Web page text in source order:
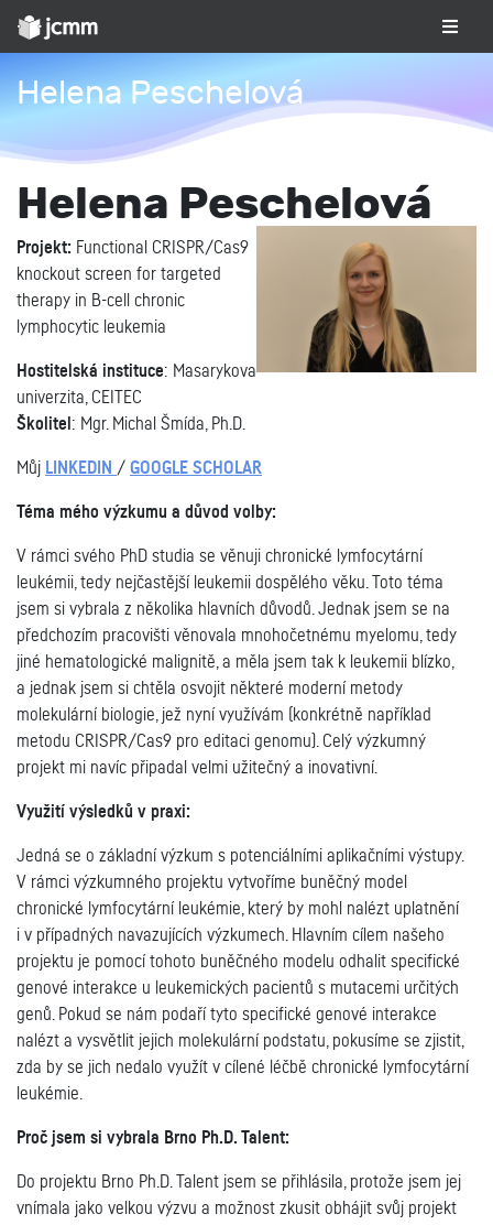
Helena Peschelová
Helena Peschelová
Projekt: Functional CRISPR/Cas9
knockout screen for targeted
therapy in B-cell chronic
lymphocytic leukemia
Hostitelská instituce: Masarykova
univerzita, CEITEC
Školitel : Mgr. Michal Šmída, Ph.D.
Můj LINKEDIN / GOOGLE SCHOLAR
Téma mého výzkumu a důvod volby:
V rámci svého PhD studia se věnuji chronické lymfocytární
leukémii, tedy nejčastější leukemii dospělého věku. Toto téma
jsem si vybrala z několika hlavních důvodů. Jednak jsem se na
předchozím pracovišti věnovala mnohočetnému myelomu, tedy
jiné hematologické malignitě, a měla jsem tak k leukemii blízko,
a jednak jsem si chtěla osvojit některé moderní metody
molekulární biologie, jež nyní využívám (konkrétně například
metodu CRISPR/Cas9 pro editaci genomu). Celý výzkumný
projekt mi navíc připadal velmi užitečný a inovativní.
Využití výsledků v praxi:
Jedná se o základní výzkum s potenciálními aplikačními výstupy.
V rámci výzkumného projektu vytvoříme buněčný model
chronické lymfocytární leukémie, který by mohl nalézt uplatnění
i v případných navazujících výzkumech. Hlavním cílem našeho
projektu je pomocí tohoto buněčného modelu odhalit specifické
genové interakce u leukemických pacientů s mutacemi určitých
genů. Pokud se nám podaří tyto specifické genové interakce
nalézt a vysvětlit jejich molekulární podstatu, pokusíme se zjistit,
zda by se jich nedalo využít v cílené léčbě chronické lymfocytární
leukémie.
Proč jsem si vybrala Brno Ph.D. Talent:
Do projektu Brno Ph.D. Talent jsem se přihlásila, protože jsem jej
vnímala jako velkou výzvu a možnost zkusit obhájit svůj projekt